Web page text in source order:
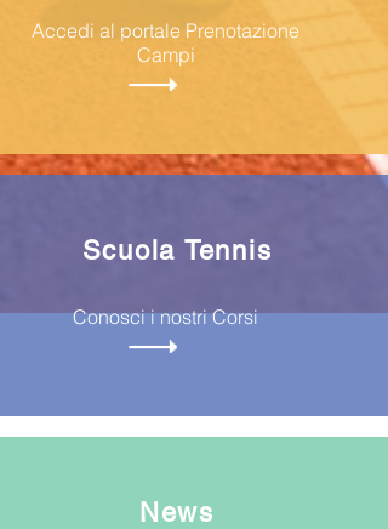
Accedi al portale Prenotazione
Campi
Scuola Tennis
Conosci i nostri Corsi
News